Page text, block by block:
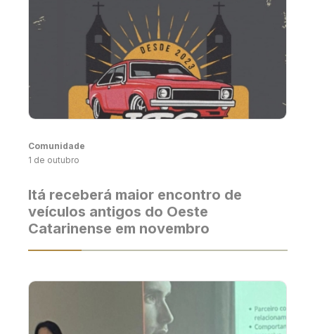
Comunidade
1 de outubro
Itá receberá maior encontro de
veículos antigos do Oeste
Catarinense em novembro